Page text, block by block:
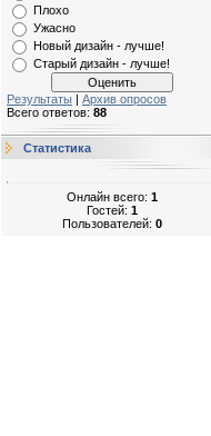
Плохо
Ужасно
Новый дизайн - лучше!
Старый дизайн - лучше!
Результаты | Архив опросов
Всего ответов: 88
Статистика
Онлайн всего: 1
Гостей: 1
Пользователей: 0